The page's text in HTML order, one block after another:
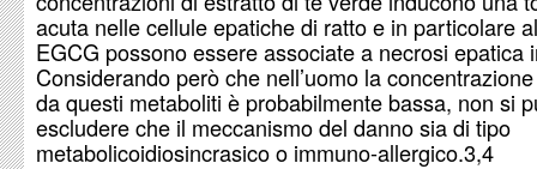
acuta nelle cellule epatiche di ratto e in particolare
EGCG possono essere associate a necrosi epatica
Considerando però che nell’uomo la
da questi metaboliti è probabilmente bassa, non si
escludere che il meccanismo del danno sia di tipo
metabolicoidiosincrasico o immuno-allergico.3,4